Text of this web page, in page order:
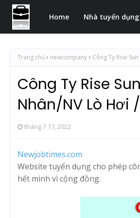
Home Nhà tuyển dụng
Trang chủ newcompany Công Ty Rise
Công Ty Rise
Nhân/NV Lò Hơi
tháng 7 17, 2022
Newjobtimes.com
Website tuyển dụng cho phép
hết mình vì cộng đồng.